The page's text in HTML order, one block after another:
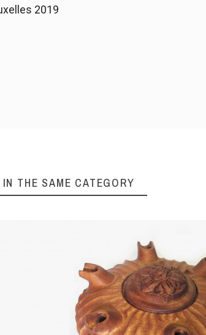
2019
IN THE SAME CATEGORY